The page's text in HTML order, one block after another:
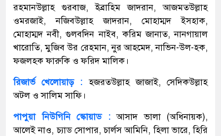
রহমানউল্লাহ গুরবাজ, ইব্রাহিম জাদরান, আজমতউল্লাহ
ওমরজাই, নজিবউল্লাহ জাদরান, মোহাম্মদ ইসহাক,
মোহাম্মদ নবী, গুলবদিন নাইব, করিম জানাত, নানগায়াল
খারোতি, মুজিব উর রেহমান, নুর আহমেদ, নাভিন-উল-হক,
ফজলহক ফারুকি ও ফরিদ মালিক।
রিজার্ভ খেলোয়াড় : হজরতউল্লাহ জাজাই, সেদিকউল্লাহ
অটল ও সালিম সাফি।
পাপুয়া নিউগিনি স্কোয়াড : আসাদ ভালা (অধিনায়ক),
আলেই নাও, চ্যাড সোপার, চার্লস আমিনি, হিলা ভারে, হিরি